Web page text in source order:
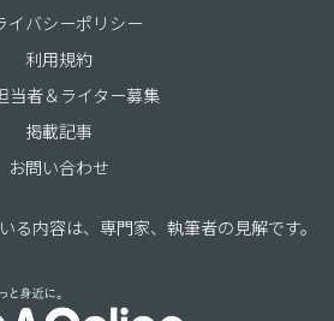
イバシーポリシー
利用規約
当者＆ライター募集
掲載記事
お問い合わせ
内容は、専門家、執筆者の見解です。